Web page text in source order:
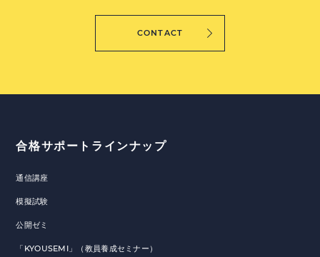
CONTACT
合格サポートラインナップ
通信講座
模擬試験
公開ゼミ
「KYOUSEMI」（教員養成セミナー）